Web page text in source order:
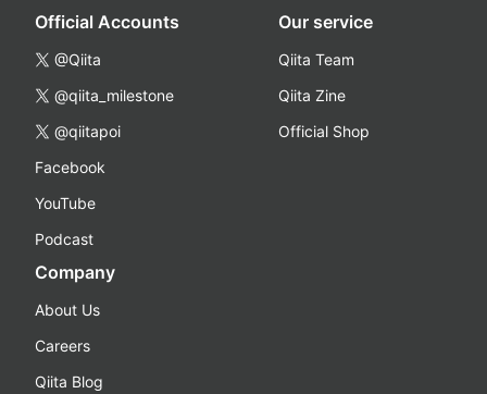
Official Accounts
@Qiita
@qiita_milestone
@qiitapoi
Facebook
YouTube
Podcast
Our service
Qiita Team
Qiita Zine
Official Shop
Company
About Us
Careers
Qiita Blog